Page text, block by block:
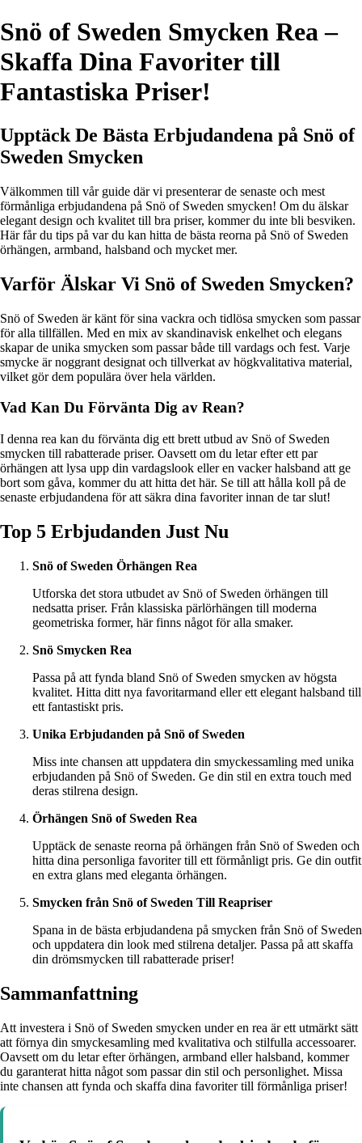
Snö of Sweden Smycken Rea –
Skaffa Dina Favoriter till
Fantastiska Priser!
Upptäck De Bästa Erbjudandena på Snö of
Sweden Smycken
Välkommen till vår guide där vi presenterar de senaste och mest
förmånliga erbjudandena på Snö of Sweden smycken! Om du älskar
elegant design och kvalitet till bra priser, kommer du inte bli besviken.
Här får du tips på var du kan hitta de bästa reorna på Snö of Sweden
örhängen, armband, halsband och mycket mer.
Varför Älskar Vi Snö of Sweden Smycken?
Snö of Sweden är känt för sina vackra och tidlösa smycken som passar
för alla tillfällen. Med en mix av skandinavisk enkelhet och elegans
skapar de unika smycken som passar både till vardags och fest. Varje
smycke är noggrant designat och tillverkat av högkvalitativa material,
vilket gör dem populära över hela världen.
Vad Kan Du Förvänta Dig av Rean?
I denna rea kan du förvänta dig ett brett utbud av Snö of Sweden
smycken till rabatterade priser. Oavsett om du letar efter ett par
örhängen att lysa upp din vardagslook eller en vacker halsband att ge
bort som gåva, kommer du att hitta det här. Se till att hålla koll på de
senaste erbjudandena för att säkra dina favoriter innan de tar slut!
Top 5 Erbjudanden Just Nu
Snö of Sweden Örhängen Rea
Utforska det stora utbudet av Snö of Sweden örhängen till
nedsatta priser. Från klassiska pärlörhängen till moderna
geometriska former, här finns något för alla smaker.
Snö Smycken Rea
Passa på att fynda bland Snö of Sweden smycken av högsta
kvalitet. Hitta ditt nya favoritarmand eller ett elegant halsband till
ett fantastiskt pris.
Unika Erbjudanden på Snö of Sweden
Miss inte chansen att uppdatera din smyckessamling med unika
erbjudanden på Snö of Sweden. Ge din stil en extra touch med
deras stilrena design.
Örhängen Snö of Sweden Rea
Upptäck de senaste reorna på örhängen från Snö of Sweden och
hitta dina personliga favoriter till ett förmånligt pris. Ge din outfit
en extra glans med eleganta örhängen.
Smycken från Snö of Sweden Till Reapriser
Spana in de bästa erbjudandena på smycken från Snö of Sweden
och uppdatera din look med stilrena detaljer. Passa på att skaffa
din drömsmycken till rabatterade priser!
Sammanfattning
Att investera i Snö of Sweden smycken under en rea är ett utmärkt sätt
att förnya din smyckesamling med kvalitativa och stilfulla accessoarer.
Oavsett om du letar efter örhängen, armband eller halsband, kommer
du garanterat hitta något som passar din stil och personlighet. Missa
inte chansen att fynda och skaffa dina favoriter till förmånliga priser!